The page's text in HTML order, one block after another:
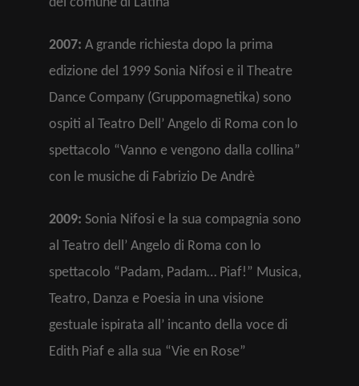
2007: A grande richiesta dopo la prima
edizione del 1999 Sonia Nifosi e il Theatre
Dance Company (Gruppomagnetika) sono
ospiti al Teatro Dell’ Angelo di Roma con lo
spettacolo “Vanno e vengono dalla collina”
con le musiche di Fabrizio De Andrè
2009: Sonia Nifosi e la sua compagnia sono
al Teatro dell’ Angelo di Roma con lo
spettacolo “Padam, Padam… Piaf!” Musica,
Teatro, Danza e Poesia in una visione
gestuale ispirata all’ incanto della voce di
Edith Piaf e alla sua “Vie en Rose”